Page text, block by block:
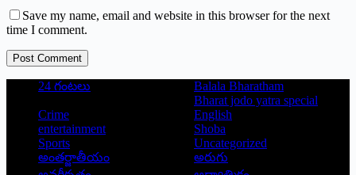
Save my name, email and website in this browser for the next
time I comment.
Post Comment
24 గంటలు
Balala Bharatham
Bharat jodo yatra special
Crime
English
entertainment
Shoba
Sports
Uncategorized
అంతర్జాతీయం
అరుగు